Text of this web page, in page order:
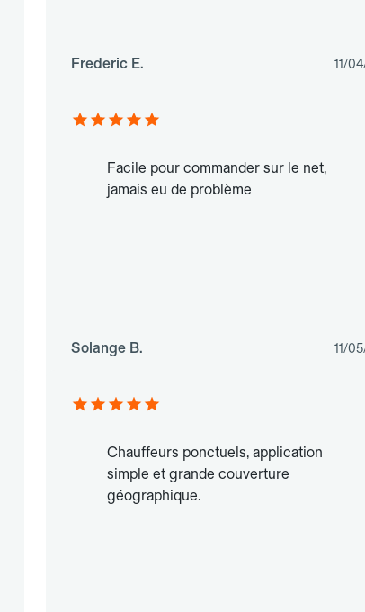
Frederic E. 11/
Facile pour commander sur le net,
jamais eu de problème
Solange B. 11/
Chauffeurs ponctuels, application
simple et grande couverture
géographique.